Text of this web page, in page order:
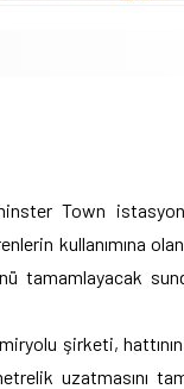
Town
kullanımına
tamamlayacak
şirketi,
uzatmasını